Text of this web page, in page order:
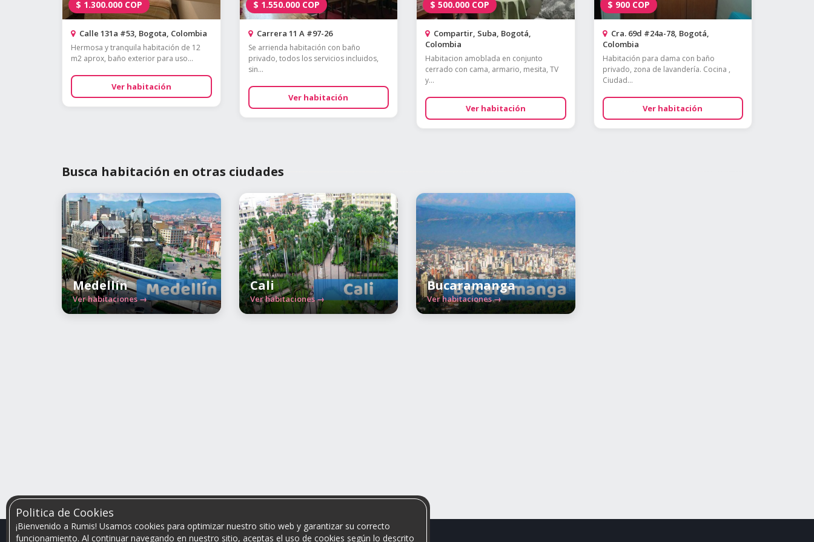
$ 1.300.000 COP
Calle 131a #53, Bogota, Colombia
Hermosa y tranquila habitación de 12
m2 aprox, baño exterior para uso...
Ver habitación
$ 1.550.000 COP
Carrera 11 A #97-26
Se arrienda habitación con baño
privado, todos los servicios incluidos,
sin...
Ver habitación
$ 500.000 COP
Compartir, Suba, Bogotá,
Colombia
Habitacion amoblada en conjunto
cerrado con cama, armario, mesita, TV
y...
Ver habitación
$ 900 COP
Cra. 69d #24a-78, Bogotá,
Colombia
Habitación para dama con baño
privado, zona de lavandería. Cocina ,
Ciudad...
Ver habitación
Busca habitación en otras ciudades
Medellín
Ver habitaciones →
Cali
Ver habitaciones →
Bucaramanga
Ver habitaciones →
Politica de Cookies
¡Bienvenido a Rumis! Usamos cookies para optimizar nuestro sitio web y garantizar su correcto
funcionamiento. Al continuar navegando en nuestro sitio, aceptas el uso de cookies según lo descrito